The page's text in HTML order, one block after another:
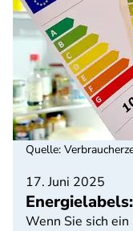
17. Juni 2025
Wenn Sie sich
Quelle: